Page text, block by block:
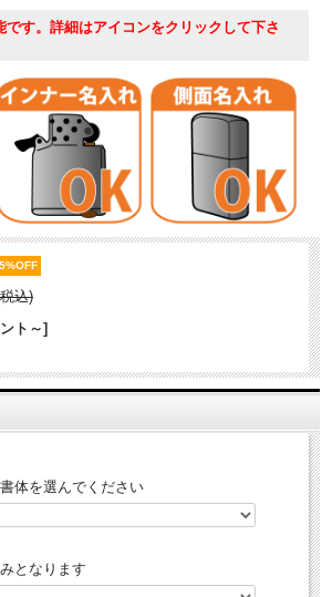
連想される色々なシーンがデザインされて
トと繊細で美しいデザインが、ベストマッ
ぶ癒し系Zippoです。
ケース
密エッチング｜ニッケルメッキ
です。詳細はアイコンをクリックして下さ
込)
ト～]
体を選んでください
となります